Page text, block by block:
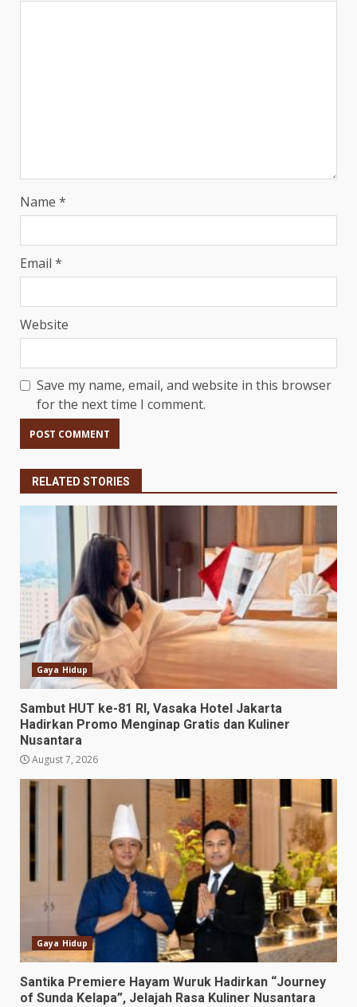
Name *
Email *
Website
Save my name, email, and website in this browser
for the next time I comment.
RELATED STORIES
Gaya Hidup
Sambut HUT ke-81 RI, Vasaka Hotel Jakarta
Hadirkan Promo Menginap Gratis dan Kuliner
Nusantara
August 7, 2026
Gaya Hidup
Santika Premiere Hayam Wuruk Hadirkan “Journey
of Sunda Kelapa”, Jelajah Rasa Kuliner Nusantara